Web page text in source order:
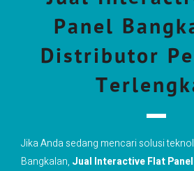
Panel
Distributor
Jika Anda sedang mencari solusi
Bangkalan, Jual Interactive Flat